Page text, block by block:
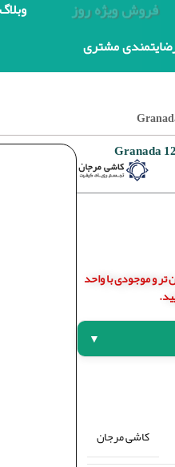
فروش ویژه روز وبلاگ
مشتری
و موجودی با واحد
▼
کاشی مرجان